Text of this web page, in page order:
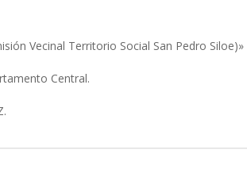
Vecinal Territorio Social San Pedro Siloe)»
Central.